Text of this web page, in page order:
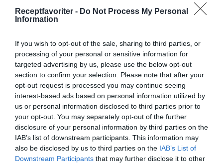
Receptfavoriter - Do Not Process My Personal
Information
If you wish to opt-out of the sale, sharing to third parties, or
processing of your personal or sensitive information for
targeted advertising by us, please use the below opt-out
section to confirm your selection. Please note that after your
opt-out request is processed you may continue seeing
interest-based ads based on personal information utilized by
us or personal information disclosed to third parties prior to
your opt-out. You may separately opt-out of the further
disclosure of your personal information by third parties on the
IAB’s list of downstream participants. This information may
also be disclosed by us to third parties on the IAB’s List of
Downstream Participants that may further disclose it to other
Författare: Henrik
Mattsson
Jag är matskribent samt kock
med en fil. kand i
Måltidsvetenskap från
restauranghögskolan i Grythyttan. På denna sida
delar jag med mig av tusentals olika recept för alla
smaker - noviser som hemmakockar. Alla recept
har jag provlagat, skrivit och fotat så att du ska
kunna laga dem med bästa resultat hemma. Läs mer
om mig.